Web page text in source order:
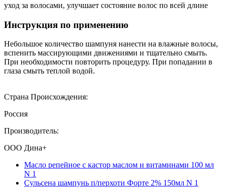
уход за волосами, улучшает состояние волос по всей длине
Инструкция по применению
Небольшое количество шампуня нанести на влажные волосы,
вспенить массирующими движениями и тщательно смыть.
При необходимости повторить процедуру. При попадании в
глаза смыть теплой водой.
Страна Происхождения:
Россия
Производитель:
ООО Дина+
Масло репейное с кастор маслом и витаминами 100 мл
N 1
Сульсена шампунь п/перхоти Форте 2% 150мл N 1